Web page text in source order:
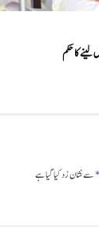
کا حکم
*سے نشان زد کیا گیا ہے